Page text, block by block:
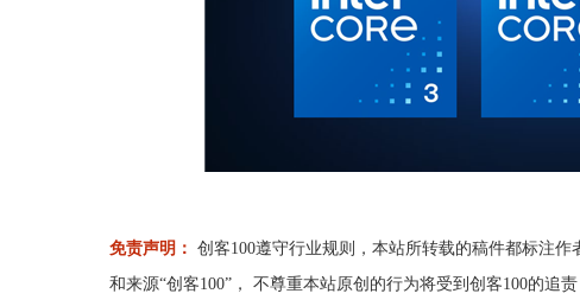
免责声明： 创客100遵守行业规则，本站所转载的稿件都标注
和来源“创客100”， 不尊重本站原创的行为将受到创客100的追